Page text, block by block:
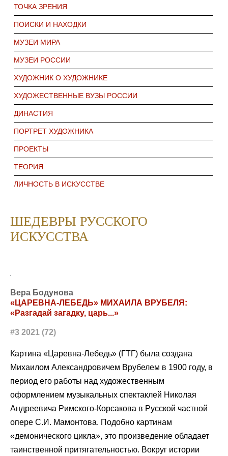
ТОЧКА ЗРЕНИЯ
ПОИСКИ И НАХОДКИ
МУЗЕИ МИРА
МУЗЕИ РОССИИ
ХУДОЖНИК О ХУДОЖНИКЕ
ХУДОЖЕСТВЕННЫЕ ВУЗЫ РОССИИ
ДИНАСТИЯ
ПОРТРЕТ ХУДОЖНИКА
ПРОЕКТЫ
ТЕОРИЯ
ЛИЧНОСТЬ В ИСКУССТВЕ
ШЕДЕВРЫ РУССКОГО
ИСКУССТВА
Вера Бодунова
«ЦАРЕВНА-ЛЕБЕДЬ» МИХАИЛА ВРУБЕЛЯ:
«Разгадай загадку, царь...»
#3 2021 (72)
Картина «Царевна-Лебедь» (ГТГ) была создана
Михаилом Александровичем Врубелем в 1900 году, в
период его работы над художественным
оформлением музыкальных спектаклей Николая
Андреевича Римского-Корсакова в Русской частной
опере С.И. Мамонтова. Подобно картинам
«демонического цикла», это произведение обладает
таинственной притягательностью. Вокруг истории